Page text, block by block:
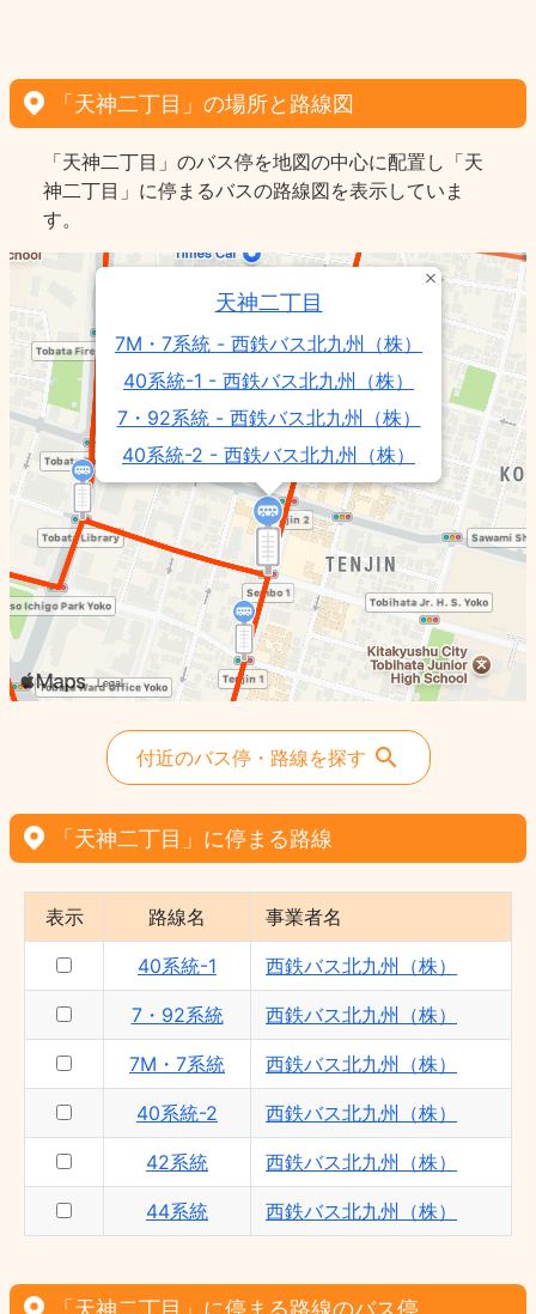
「天神二丁目」の場所と路線図
「天神二丁目」のバス停を地図の中心に配置し「天
神二丁目」に停まるバスの路線図を表示していま
す。
天神二丁目
7M・7系統 - 西鉄バス北九州（株）
40系統-1 - 西鉄バス北九州（株）
7・92系統 - 西鉄バス北九州（株）
40系統-2 - 西鉄バス北九州（株）
42系統 - 西鉄バス北九州（株）
44系統 - 西鉄バス北九州（株）
付近のバス停・路線を探す
「天神二丁目」に停まる路線
表示 路線名 事業者名
40系統-1 西鉄バス北九州（株）
7・92系統 西鉄バス北九州（株）
7M・7系統 西鉄バス北九州（株）
40系統-2 西鉄バス北九州（株）
42系統 西鉄バス北九州（株）
44系統 西鉄バス北九州（株）
「天神二丁目」に停まる路線のバス停